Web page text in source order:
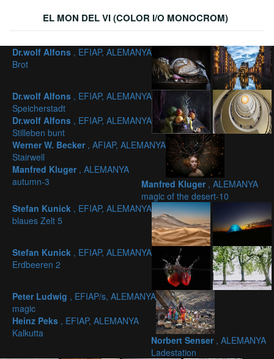
EL MON DEL VI (COLOR I/O MONOCROM)
Dr.wolf Alfons , EFIAP, ALEMANYA
Brot
Dr.wolf Alfons , EFIAP, ALEMANYA
Speicherstadt
Dr.wolf Alfons , EFIAP, ALEMANYA
Stilleben bunt
Werner W. Becker , AFIAP, ALEMANYA
Stairwell
Manfred Kluger , ALEMANYA
autumn-3
Manfred Kluger , ALEMANYA
magic of the desert-10
Stefan Kunick , EFIAP, ALEMANYA
blaues Zelt 5
Stefan Kunick , EFIAP, ALEMANYA
Erdbeeren 2
Peter Ludwig , EFIAP/s, ALEMANYA
magic
Heinz Peks , EFIAP, ALEMANYA
Kalkutta
Norbert Senser , ALEMANYA
Ladestation